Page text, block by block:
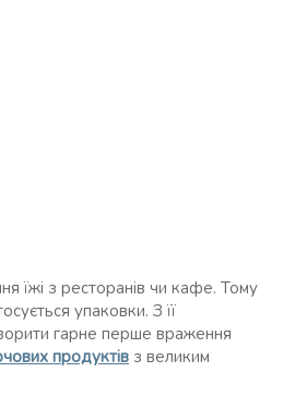
їжі з ресторанів чи кафе. Тому
упаковки. З її
гарне перше враження
продуктів з великим